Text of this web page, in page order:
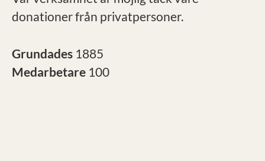
donationer från privatpersoner.
Grundades 1885
Medarbetare 100